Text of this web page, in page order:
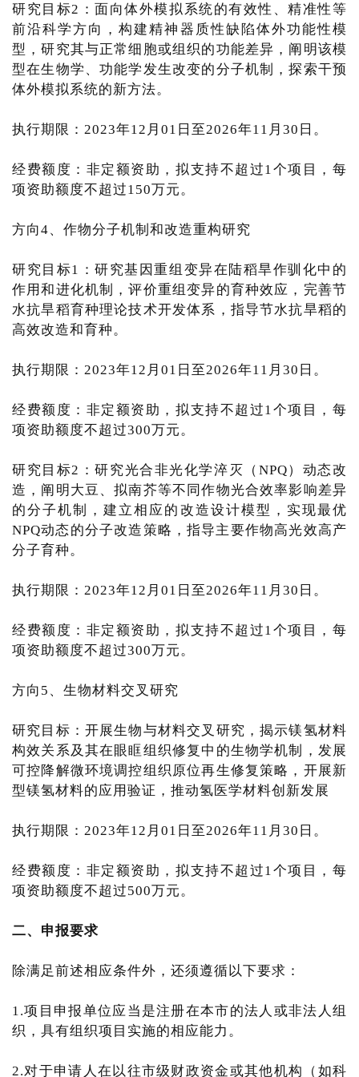
研究目标2：面向体外模拟系统的有效性、精准性等
前沿科学方向，构建精神器质性缺陷体外功能性模
型，研究其与正常细胞或组织的功能差异，阐明该模
型在生物学、功能学发生改变的分子机制，探索干预
体外模拟系统的新方法。
执行期限：2023年12月01日至2026年11月30日。
经费额度：非定额资助，拟支持不超过1个项目，每
项资助额度不超过150万元。
方向4、作物分子机制和改造重构研究
研究目标1：研究基因重组变异在陆稻旱作驯化中的
作用和进化机制，评价重组变异的育种效应，完善节
水抗旱稻育种理论技术开发体系，指导节水抗旱稻的
高效改造和育种。
执行期限：2023年12月01日至2026年11月30日。
经费额度：非定额资助，拟支持不超过1个项目，每
项资助额度不超过300万元。
研究目标2：研究光合非光化学淬灭（NPQ）动态改
造，阐明大豆、拟南芥等不同作物光合效率影响差异
的分子机制，建立相应的改造设计模型，实现最优
NPQ动态的分子改造策略，指导主要作物高光效高产
分子育种。
执行期限：2023年12月01日至2026年11月30日。
经费额度：非定额资助，拟支持不超过1个项目，每
项资助额度不超过300万元。
方向5、生物材料交叉研究
研究目标：开展生物与材料交叉研究，揭示镁氢材料
构效关系及其在眼眶组织修复中的生物学机制，发展
可控降解微环境调控组织原位再生修复策略，开展新
型镁氢材料的应用验证，推动氢医学材料创新发展
执行期限：2023年12月01日至2026年11月30日。
经费额度：非定额资助，拟支持不超过1个项目，每
项资助额度不超过500万元。
二、申报要求
除满足前述相应条件外，还须遵循以下要求：
1.项目申报单位应当是注册在本市的法人或非法人组
织，具有组织项目实施的相应能力。
2.对于申请人在以往市级财政资金或其他机构（如科